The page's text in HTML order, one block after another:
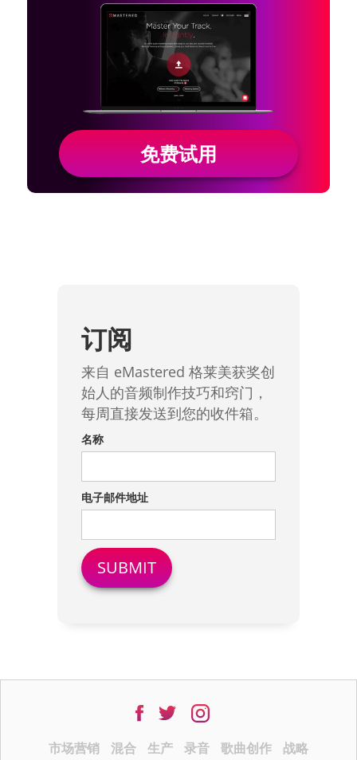
免费试用
订阅
来自 eMastered 格莱美获奖创
始人的音频制作技巧和窍门，
每周直接发送到您的收件箱。
名称
电子邮件地址
市场营销 混合 生产 录音 歌曲创作
战略